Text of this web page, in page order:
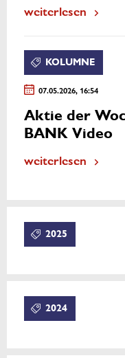
weiterlesen
KOLUMNE
07.05.2026, 16:54
Aktie der
BANK Video
weiterlesen
2025
2024